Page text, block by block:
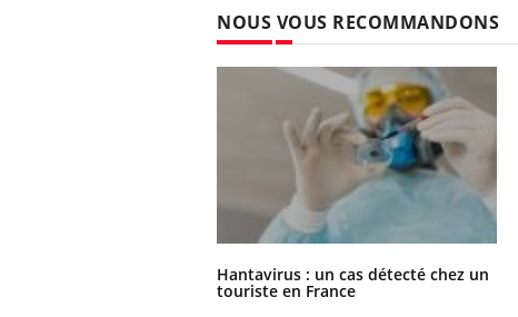
NOUS VOUS RECOMMANDONS
Hantavirus : un cas détecté chez un
touriste en France